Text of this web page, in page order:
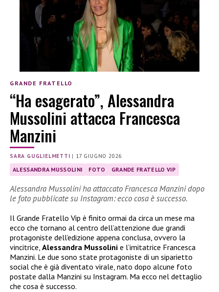
GRANDE FRATELLO
“Ha esagerato”, Alessandra
Mussolini attacca Francesca
Manzini
SARA GUGLIELMETTI | 17 GIUGNO 2026
ALESSANDRA MUSSOLINI FOTO GRANDE FRATELLO VIP
Alessandra Mussolini ha attaccato Francesca Manzini dopo
le foto pubblicate su Instagram: ecco cosa è successo.
Il Grande Fratello Vip è finito ormai da circa un mese ma
ecco che tornano al centro dell’attenzione due grandi
protagoniste dell’edizione appena conclusa, ovvero la
vincitrice, Alessandra Mussolini e l’imitatrice Francesca
Manzini. Le due sono state protagoniste di un siparietto
social che è già diventato virale, nato dopo alcune foto
postate dalla Manzini su Instagram. Ma ecco nel dettaglio
che cosa è successo.